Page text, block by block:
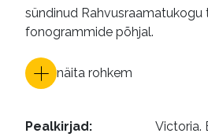
sündinud
fonogrammide põhjal.
näita rohkem
Pealkirjad:
Victoria.